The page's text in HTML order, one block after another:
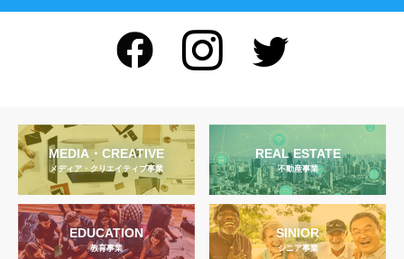
MEDIA・CREATIVE
メディア・クリエイティブ事業
REAL ESTATE
不動産事業
EDUCATION
教育事業
SINIOR
シニア事業